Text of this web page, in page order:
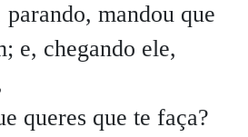
parando, mandou que
e, chegando ele,
queres que te faça?